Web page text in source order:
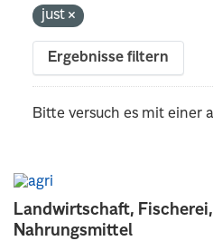
Landwirtschaft,
Nahrungsmittel
just
Ergebnisse filtern
Bitte versuch es mit einer